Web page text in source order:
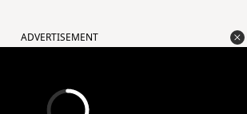
ADVERTISEMENT